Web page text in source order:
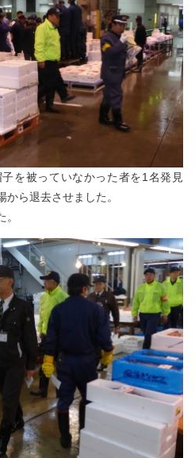
を被っていなかった者を1名発見
ら退去させました。